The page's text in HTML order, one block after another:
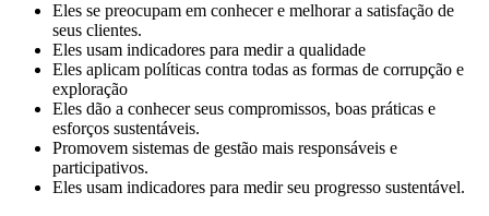
Eles se preocupam em conhecer e melhorar a satisfação de
seus clientes.
Eles usam indicadores para medir a qualidade
Eles aplicam políticas contra todas as formas de corrupção e
exploração
Eles dão a conhecer seus compromissos, boas práticas e
esforços sustentáveis.
Promovem sistemas de gestão mais responsáveis e
participativos.
Eles usam indicadores para medir seu progresso sustentável.